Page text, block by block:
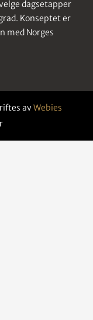
dagsetapper
Konseptet er
med Norges
avWebies